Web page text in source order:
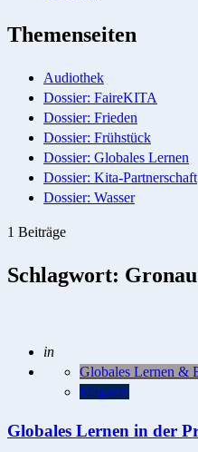
Themenseiten
Audiothek
Dossier: FaireKITA
Dossier: Frieden
Dossier: Frühstück
Dossier: Globales Lernen
Dossier: Kita-Partnerschaft
Dossier: Wasser
1 Beiträge
Schlagwort: Gronau
Geschrieben
in
Globales Lernen &
Magazin
Globales Lernen in der